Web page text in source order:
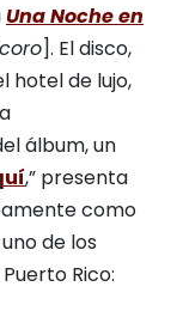
Una Noche en
]. El disco,
hotel de lujo,
álbum, un
,” presenta
como
de los
Rico: